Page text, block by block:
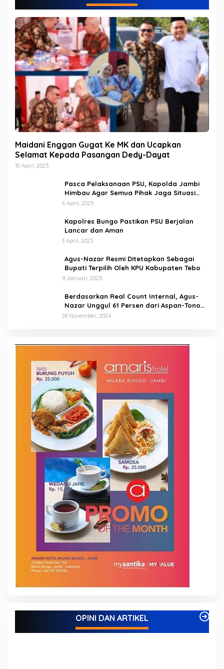
Maidani Enggan Gugat Ke MK dan Ucapkan
Selamat Kepada Pasangan Dedy-Dayat
10 April, 2025
Pasca Pelaksanaan PSU, Kapolda Jambi
Himbau Agar Semua Pihak Jaga Situasi
Kamtibmas
6 April, 2025
Kapolres Bungo Pastikan PSU Berjalan
Lancar dan Aman
3 April, 2025
Agus-Nazar Resmi Ditetapkan Sebagai
Bupati Terpilih Oleh KPU Kabupaten Tebo
9 Januari, 2025
Berdasarkan Real Count Internal, Agus-
Nazar Unggul 61 Persen dari Aspan-Tono
Hanya 39 Persen
28 November, 2024
OPINI DAN ARTIKEL